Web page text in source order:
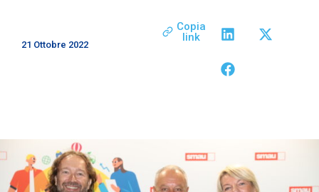
21 Ottobre 2022
Copia
link